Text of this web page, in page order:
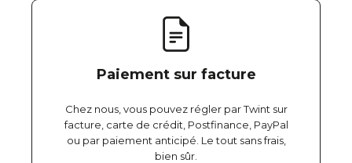
Paiement sur facture
Chez nous, vous pouvez régler par Twint sur
facture, carte de crédit, Postfinance, PayPal
ou par paiement anticipé. Le tout sans frais,
bien sûr.